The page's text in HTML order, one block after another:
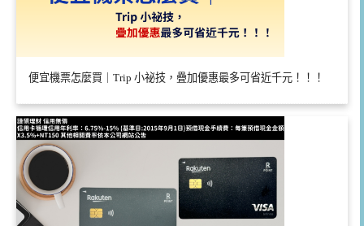
便宜機票怎麼買｜Trip 小祕技，疊加優惠最多可省近千元！！！